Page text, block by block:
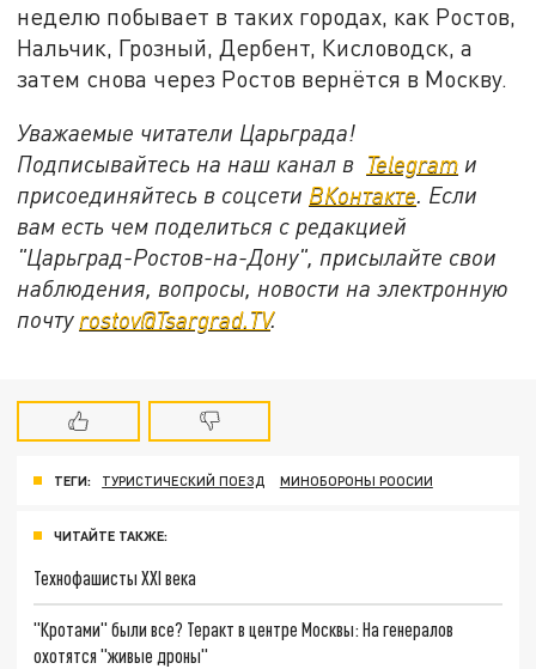
неделю побывает в таких городах, как Ростов,
Нальчик, Грозный, Дербент, Кисловодск, а
затем снова через Ростов вернётся в Москву.
Уважаемые читатели Царьграда!
Подписывайтесь на наш канал в Telegram и
присоединяйтесь в соцсети ВКонтакте. Если
вам есть чем поделиться с редакцией
"Царьград-Ростов-на-Дону", присылайте свои
наблюдения, вопросы, новости на электронную
почту rostov@Tsargrad.ТV.
ТЕГИ: ТУРИСТИЧЕСКИЙ ПОЕЗД МИНОБОРОНЫ РООСИИ
ЧИТАЙТЕ ТАКЖЕ:
Технофашисты XXI века
"Кротами" были все? Теракт в центре Москвы: На генералов
охотятся "живые дроны"